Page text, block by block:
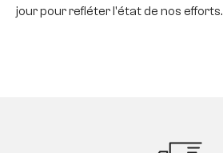
jour pour refléter l'état de nos efforts.